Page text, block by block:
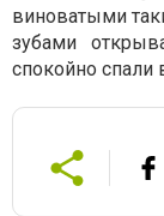
виноватыми
зубами
спокойно спали